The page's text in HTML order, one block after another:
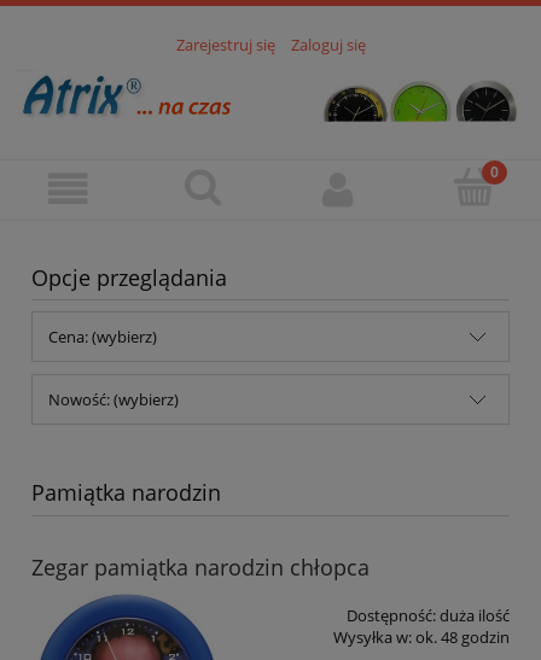
Zarejestruj się Zaloguj się
Opcje przeglądania
Cena: (wybierz)
Nowość: (wybierz)
Pamiątka narodzin
Zegar pamiątka narodzin chłopca
Dostępność:duża ilość
Wysyłka w:ok. 48 godzin